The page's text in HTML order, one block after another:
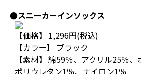
●スニーカーインソックス
【価格】 1,296円(税込)
【カラー】 ブラック
【素材】 綿59％、アクリル25％、
ポリウレタン1％、ナイロン1％